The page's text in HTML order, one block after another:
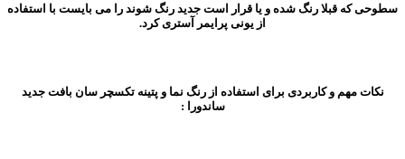
سطوحی که قبلا رنگ شده و یا قرار است جدید رنگ شوند را می بایست با استفاده
از یونی پرایمر آستری کرد.
نکات مهم و کاربردی برای استفاده از رنگ نما و پتینه تکسچر سان بافت جدید
ساندورا :